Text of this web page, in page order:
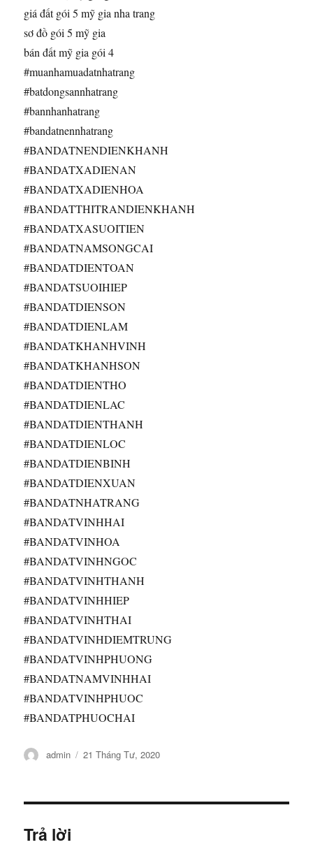
giá đất gói 5 mỹ gia nha trang
sơ đồ gói 5 mỹ gia
bán đất mỹ gia gói 4
#muanhamuadatnhatrang
#batdongsannhatrang
#bannhanhatrang
#bandatnennhatrang
#BANDATNENDIENKHANH
#BANDATXADIENAN
#BANDATXADIENHOA
#BANDATTHITRANDIENKHANH
#BANDATXASUOITIEN
#BANDATNAMSONGCAI
#BANDATDIENTOAN
#BANDATSUOIHIEP
#BANDATDIENSON
#BANDATDIENLAM
#BANDATKHANHVINH
#BANDATKHANHSON
#BANDATDIENTHO
#BANDATDIENLAC
#BANDATDIENTHANH
#BANDATDIENLOC
#BANDATDIENBINH
#BANDATDIENXUAN
#BANDATNHATRANG
#BANDATVINHHAI
#BANDATVINHOA
#BANDATVINHNGOC
#BANDATVINHTHANH
#BANDATVINHHIEP
#BANDATVINHTHAI
#BANDATVINHDIEMTRUNG
#BANDATVINHPHUONG
#BANDATNAMVINHHAI
#BANDATVINHPHUOC
#BANDATPHUOCHAI
Tác
admin
Đăng
21 Tháng Tư, 2020
Trả lời